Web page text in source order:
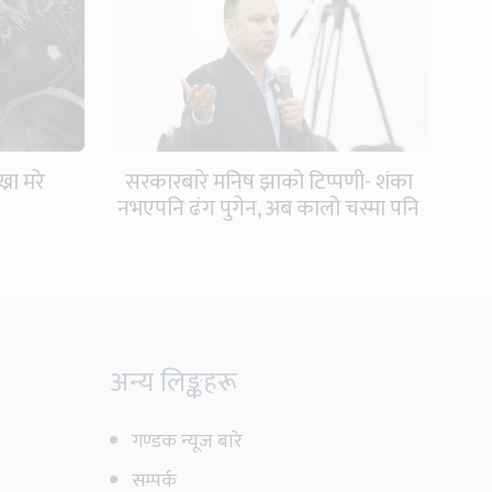
मरे सरकारबारे मनिष झाको टिप्पणी- शंका
नभएपनि ढंग पुगेन, अब कालो चस्मा पनि
अन्य लिङ्कहरू
गण्डक न्यूज बारे
सम्पर्क